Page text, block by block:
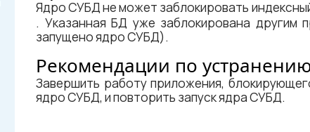
Ядро СУБД не может заблокировать
. Указанная БД уже заблокирована другим
запущено ядро СУБД).
Рекомендации по
Завершить работу приложения,
ядро СУБД, и повторить запуск ядра СУБД.